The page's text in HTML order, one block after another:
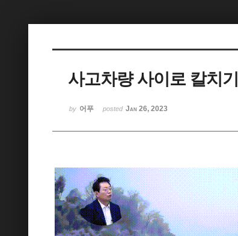
사고차량 사이로 칼치기
by 어푸 posted Jan 26, 2023
케치북5
케치북5